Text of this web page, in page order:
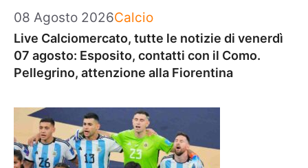
08 Agosto 2026Categorie
Calcio
Live Calciomercato, tutte le notizie di venerdì
07 agosto: Esposito, contatti con il Como.
Pellegrino, attenzione alla Fiorentina